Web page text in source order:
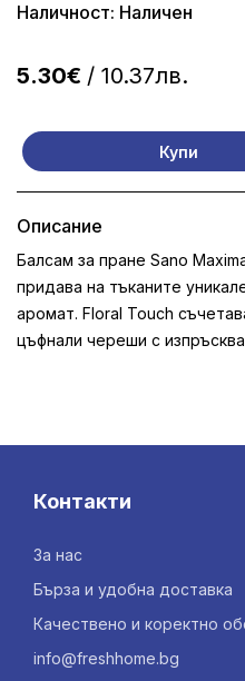
Наличност: Наличен
5.30€ / 10.37лв.
Купи
Описание
Балсам за пране Sano
придава на тъканите
аромат. Floral Touch
цъфнали череши с
Контакти
За нас
Бърза и удобна доставка
Качествено и коректно
info@freshhome.bg